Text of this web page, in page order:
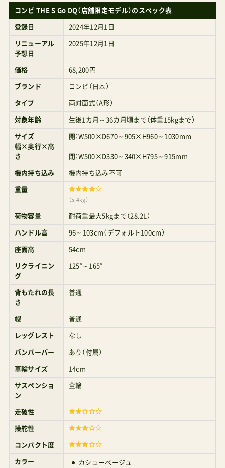
ノ選びにこだわる場合は、国内メーカーにも良い
ところはちゃんとある。来年は本機を軸にアップ
リカとバチバチになるね（ボソ）。 コンビA型両対
面ベビーカーホワイトレーベルTHESGoエッグシ
ョックDQ ¥61,518 A型乳児期向けトラベルシステ
ム対応THESGoのレビュー Amazonで探す 楽天市
場で探す Yahoo!で探す
コンビ THE S Go DQ（店舗限定モデル）のスペック表
登録日 2024年12月1日
リニューアル
予想日
2025年12月1日
価格 68,200円
ブランド コンビ（日本）
タイプ 両対面式（A形）
対象年齢 生後1カ月～36カ月頃まで（体重15kgまで）
サイズ
幅×奥行×高
さ
開：W500×D670～905×H960～1030mm
閉：W500×D330～340×H795～915mm
機内持ち込み 機内持ち込み不可
重量
（5.4kg）
荷物容量 耐荷重最大5kgまで（28.2L）
ハンドル高 96～103cm（デフォルト100cm）
座面高 54cm
リクライニン
グ
125°～165°
背もたれの長
さ
普通
幌 普通
レッグレスト なし
バンパーバー あり（付属）
車輪サイズ 14cm
サスペンショ
ン
全輪
走破性
操舵性
コンパクト度
カラー カシューベージュ